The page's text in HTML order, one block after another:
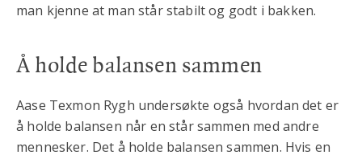
man kjenne at man står stabilt og godt i bakken.
Å holde balansen sammen
Aase Texmon Rygh undersøkte også hvordan det er
å holde balansen når en står sammen med andre
mennesker. Det å holde balansen sammen. Hvis en